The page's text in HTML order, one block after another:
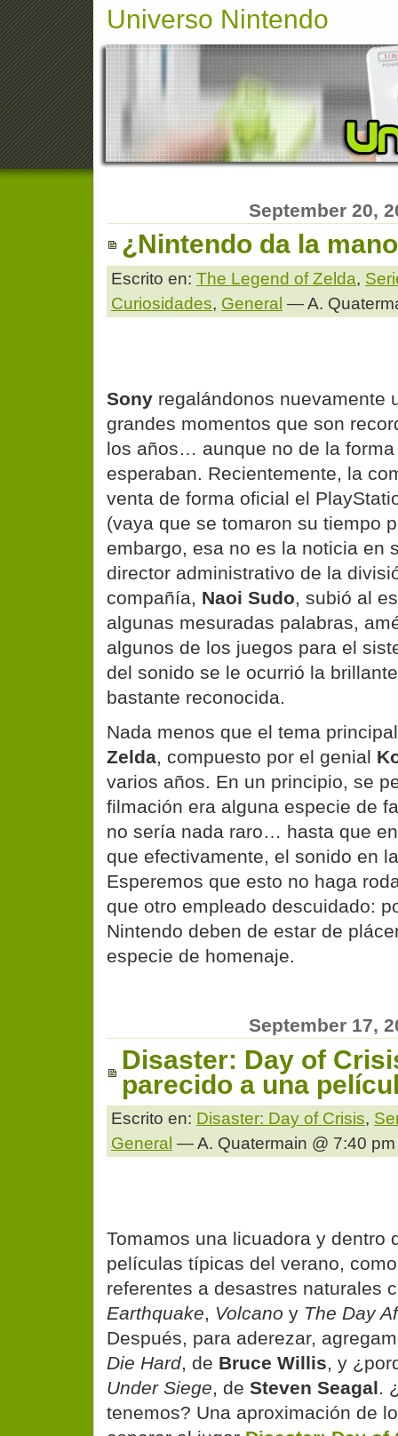
Universo Nintendo
September 20,
¿Nintendo da la
Escrito en: The Legend of Zelda,
Curiosidades, General — A.
Sony regalándonos nuevamente
grandes momentos que son
los años… aunque no de la
esperaban. Recientemente, la
venta de forma oficial el
(vaya que se tomaron su tiempo
embargo, esa no es la noticia en
director administrativo de la
compañía, Naoi Sudo, subió al
algunas mesuradas palabras,
algunos de los juegos para el
del sonido se le ocurrió la
bastante reconocida.
Nada menos que el tema
Zelda, compuesto por el genial
varios años. En un principio, se
filmación era alguna especie de
no sería nada raro… hasta que
que efectivamente, el sonido en
Esperemos que esto no haga
que otro empleado descuidado:
Nintendo deben de estar de
especie de homenaje.
September 17,
Disaster: Day of
parecido a una
Escrito en: Disaster: Day of Crisis,
General — A. Quatermain @ 7:40 pm
Tomamos una licuadora y dentro
películas típicas del verano,
referentes a desastres naturales
Earthquake, Volcano y The Day
Después, para aderezar,
Die Hard, de Bruce Willis, y
Under Siege, de Steven Seagal.
tenemos? Una aproximación de